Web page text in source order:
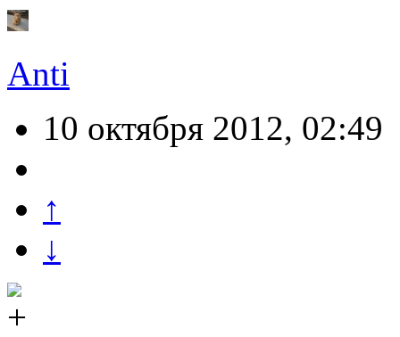
Anti
10 октября 2012, 02:49
↑
↓